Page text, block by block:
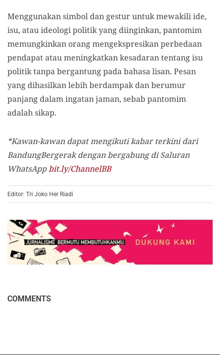
Menggunakan simbol dan gestur untuk mewakili ide,
isu, atau ideologi politik yang diinginkan, pantomim
memungkinkan orang mengekspresikan perbedaan
pendapat atau meningkatkan kesadaran tentang isu
politik tanpa bergantung pada bahasa lisan. Pesan
yang dihasilkan lebih berdampak dan berumur
panjang dalam ingatan jaman, sebab pantomim
adalah sikap.
*Kawan-kawan dapat mengikuti kabar terkini dari
BandungBergerak dengan bergabung di Saluran
WhatsAppbit.ly/ChannelBB
Editor: Tri Joko Her Riadi
COMMENTS